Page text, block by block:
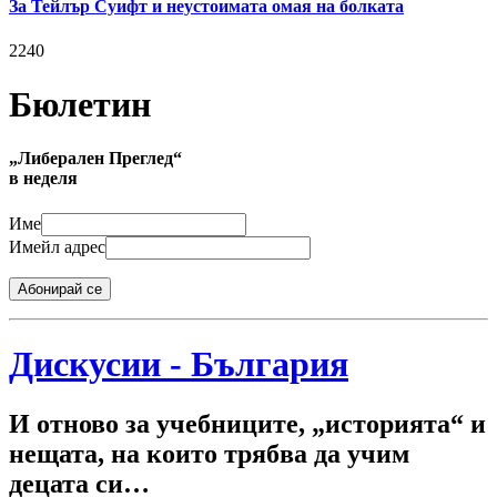
За Тейлър Суифт и неустоимата омая на болката
2240
Бюлетин
„Либерален Преглед“
в неделя
Име
Имейл адрес
Абонирай се
Дискусии - България
И отново за учебниците, „историята“ и
нещата, на които трябва да учим
децата си…